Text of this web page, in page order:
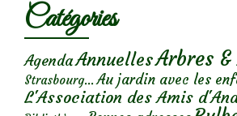
Catégories
AgendaAnnuellesArbres
Strasbourg... Au jardin avec les
L'Association des Amis